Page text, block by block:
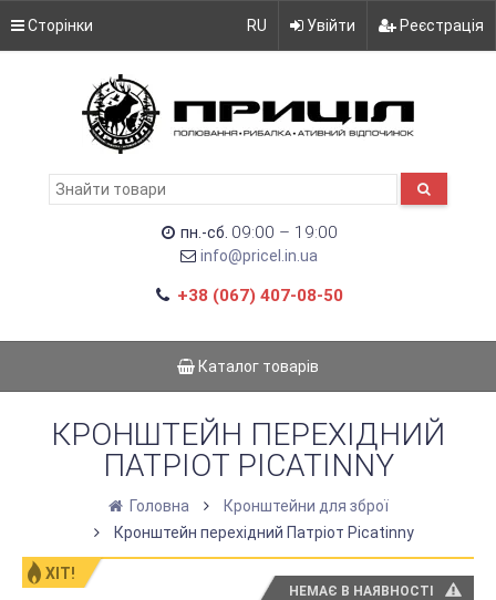
Сторінки RU Увійти Реєстрація
пн.-сб. 09:00 – 19:00
info@pricel.in.ua
+38 (067) 407-08-50
Каталог товарів
КРОНШТЕЙН ПЕРЕХІДНИЙ
ПАТРІОТ PICATINNY
Головна
Кронштейни для зброї
Кронштейн перехідний Патріот Picatinny
ХІТ!
НЕМАЄ В НАЯВНОСТІ